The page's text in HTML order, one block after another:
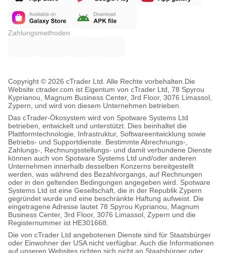
Zahlungsmethoden
Copyright © 2026 cTrader Ltd. Alle Rechte vorbehalten. Die
Website ctrader.com ist Eigentum von cTrader Ltd, 78 Spyrou
Kyprianou, Magnum Business Center, 3rd Floor, 3076 Limassol,
Zypern, und wird von diesem Unternehmen betrieben.
Das cTrader-Ökosystem wird von Spotware Systems Ltd
betrieben, entwickelt und unterstützt. Dies beinhaltet die
Plattformtechnologie, Infrastruktur, Softwareentwicklung sowie
Betriebs- und Supportdienste. Bestimmte Abrechnungs-,
Zahlungs-, Rechnungsstellungs- und damit verbundene Dienste
können auch von Spotware Systems Ltd und/oder anderen
Unternehmen innerhalb desselben Konzerns bereitgestellt
werden, was während des Bezahlvorgangs, auf Rechnungen
oder in den geltenden Bedingungen angegeben wird. Spotware
Systems Ltd ist eine Gesellschaft, die in der Republik Zypern
gegründet wurde und eine beschränkte Haftung aufweist. Die
eingetragene Adresse lautet 78 Spyrou Kyprianou, Magnum
Business Center, 3rd Floor, 3076 Limassol, Zypern und die
Registernummer ist HE301668.
Die von cTrader Ltd angebotenen Dienste sind für Staatsbürger
oder Einwohner der USA nicht verfügbar. Auch die Informationen
auf unseren Websites richten sich nicht an Staatsbürger oder